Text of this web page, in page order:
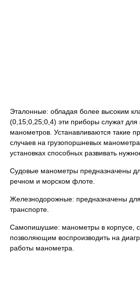
Эталонные: обладая более высоким
(0,15;0,25;0,4) эти приборы служат для
манометров. Устанавливаются такие
случаев на грузопоршневых
установках способных развивать
Судовые манометры предназначены
речном и морском флоте.
Железнодорожные: предназначены
транспорте.
Самопишушие: манометры в корпусе,
позволяющим воспроизводить на
работы манометра.